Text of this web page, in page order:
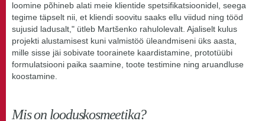
loomine põhineb alati meie klientide spetsifikatsioonidel, seega
tegime täpselt nii, et kliendi soovitu saaks ellu viidud ning tööd
sujusid ladusalt," ütleb Martšenko rahulolevalt. Ajaliselt kulus
projekti alustamisest kuni valmistöö üleandmiseni üks aasta,
mille sisse jäi sobivate toorainete kaardistamine, prototüübi
formulatsiooni paika saamine, toote testimine ning aruandluse
koostamine.
Mis on looduskosmeetika?